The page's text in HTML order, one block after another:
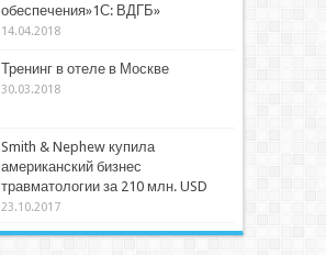
обеспечения»1С: ВДГБ»
14.04.2018
Тренинг в отеле в Москве
30.03.2018
Smith & Nephew купила
американский бизнес
травматологии за 210 млн. USD
23.10.2017